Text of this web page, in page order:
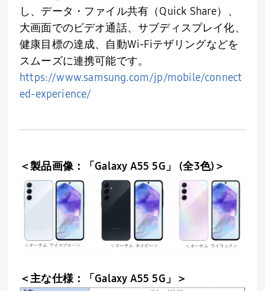
し、データ・ファイル共有（Quick Share）、
大画面でのビデオ通話、サブディスプレイ化、
健康目標の達成、自動Wi-Fiテザリングなどを
スムーズに連携可能です。
https://www.samsung.com/jp/mobile/connect
ed-experience/
＜製品画像：「 Galaxy A55 5G 」 (全3色) ＞
＜主な仕様：「Galaxy A55 5G 」＞